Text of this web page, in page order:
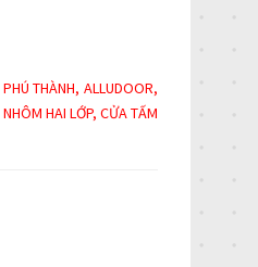
THÀNH, ALLUDOOR,
HAI LỚP, CỬA TẤM